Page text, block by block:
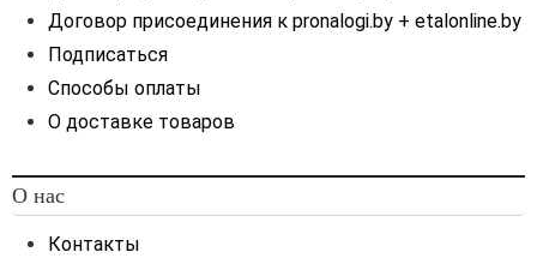
Договор присоединения к pronalogi.by + etalonline.by
Подписаться
Способы оплаты
О доставке товаров
О нас
Контакты